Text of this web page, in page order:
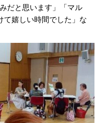
だと思います」「マル
て嬉しい時間でした」な